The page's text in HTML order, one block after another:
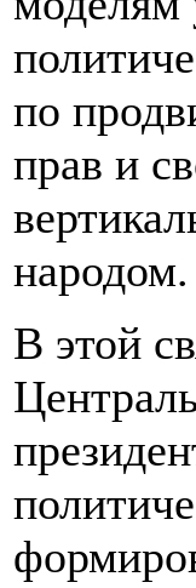
по
прав и
народом.
В этой